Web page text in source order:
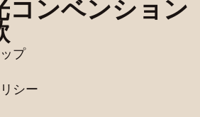
コンベンション
プ
シー